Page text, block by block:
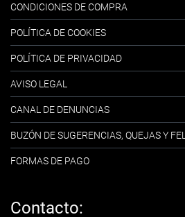
CONDICIONES DE COMPRA
POLÍTICA DE COOKIES
POLÍTICA DE PRIVACIDAD
AVISO LEGAL
CANAL DE DENUNCIAS
BUZÓN DE SUGERENCIAS, QUEJAS Y
FORMAS DE PAGO
Contacto: